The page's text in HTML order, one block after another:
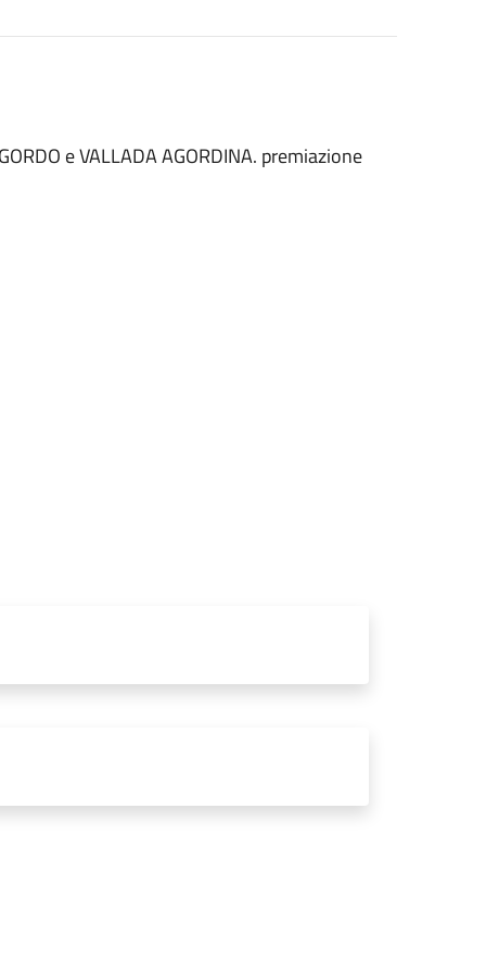
e VALLADA AGORDINA. premiazione